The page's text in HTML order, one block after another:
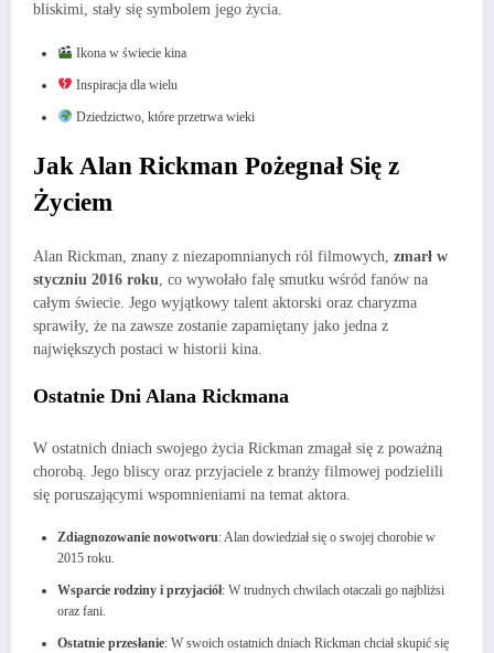
bliskimi, stały się symbolem jego życia.
Ikona w świecie kina
Inspiracja dla wielu
Dziedzictwo, które przetrwa wieki
Jak Alan Rickman Pożegnał Się z
Życiem
Alan Rickman, znany z niezapomnianych ról filmowych, zmarł w
styczniu 2016 roku, co wywołało falę smutku wśród fanów na
całym świecie. Jego wyjątkowy talent aktorski oraz charyzma
sprawiły, że na zawsze zostanie zapamiętany jako jedna z
największych postaci w historii kina.
Ostatnie Dni Alana Rickmana
W ostatnich dniach swojego życia Rickman zmagał się z poważną
chorobą. Jego bliscy oraz przyjaciele z branży filmowej podzielili
się poruszającymi wspomnieniami na temat aktora.
Zdiagnozowanie nowotworu: Alan dowiedział się o swojej chorobie w
2015 roku.
Wsparcie rodziny i przyjaciół: W trudnych chwilach otaczali go najbliżsi
oraz fani.
Ostatnie przesłanie: W swoich ostatnich dniach Rickman chciał skupić się